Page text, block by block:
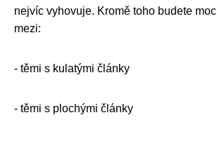
nejvíc vyhovuje. Kromě toho budete
mezi:
- těmi s kulatými články
- těmi s plochými články